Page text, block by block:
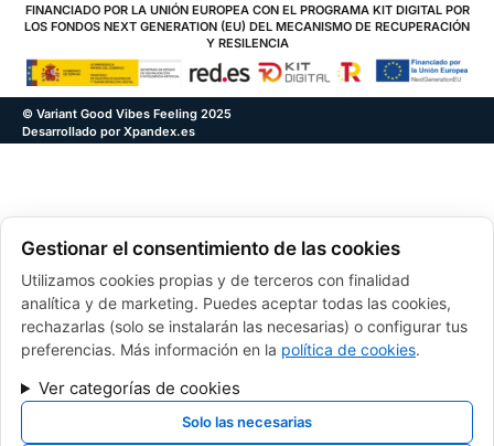
FINANCIADO POR LA UNIÓN EUROPEA CON EL PROGRAMA KIT DIGITAL POR
LOS FONDOS NEXT GENERATION (EU) DEL MECANISMO DE RECUPERACIÓN
Y RESILENCIA
© Variant Good Vibes Feeling 2025
Desarrollado por Xpandex.es
Gestionar el consentimiento de las cookies
Utilizamos cookies propias y de terceros con finalidad
analítica y de marketing. Puedes aceptar todas las cookies,
rechazarlas (solo se instalarán las necesarias) o configurar tus
preferencias. Más información en la política de cookies.
Ver categorías de cookies
Solo las necesarias